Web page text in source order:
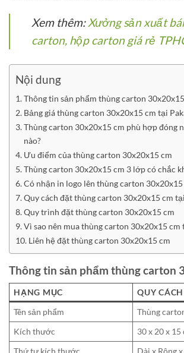
Xem thêm: Xưởng sản xuất
carton, hộp carton giá rẻ
Nội dung
Thông tin sản phẩm thùng carton
Bảng giá thùng carton 30x20x15 cm tại
Thùng carton 30x20x15 cm phù hợp đóng
nào?
Ưu điểm của thùng carton 30x20x15 cm
Thùng carton 30x20x15 cm 3 lớp có chắc
Có nhận in logo lên thùng carton 30x20x15
Quy cách đặt thùng carton 30x20x15 cm
Quy trình đặt thùng carton 30x20x15 cm
Vì sao nên mua thùng carton 30x20x15 cm
Liên hệ đặt thùng carton 30x20x15 cm
Thông tin sản phẩm thùng carton
HẠNG MỤC
QUY CÁCH
Tên sản phẩm
Thùng
Kích thước
30 x 20 x 15